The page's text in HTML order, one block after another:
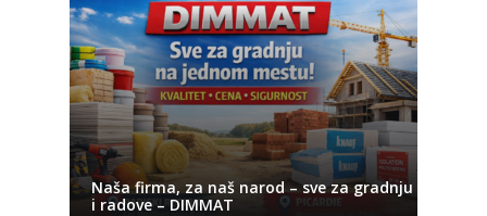
Naša firma, za naš narod – sve za gradnju
i radove – DIMMAT